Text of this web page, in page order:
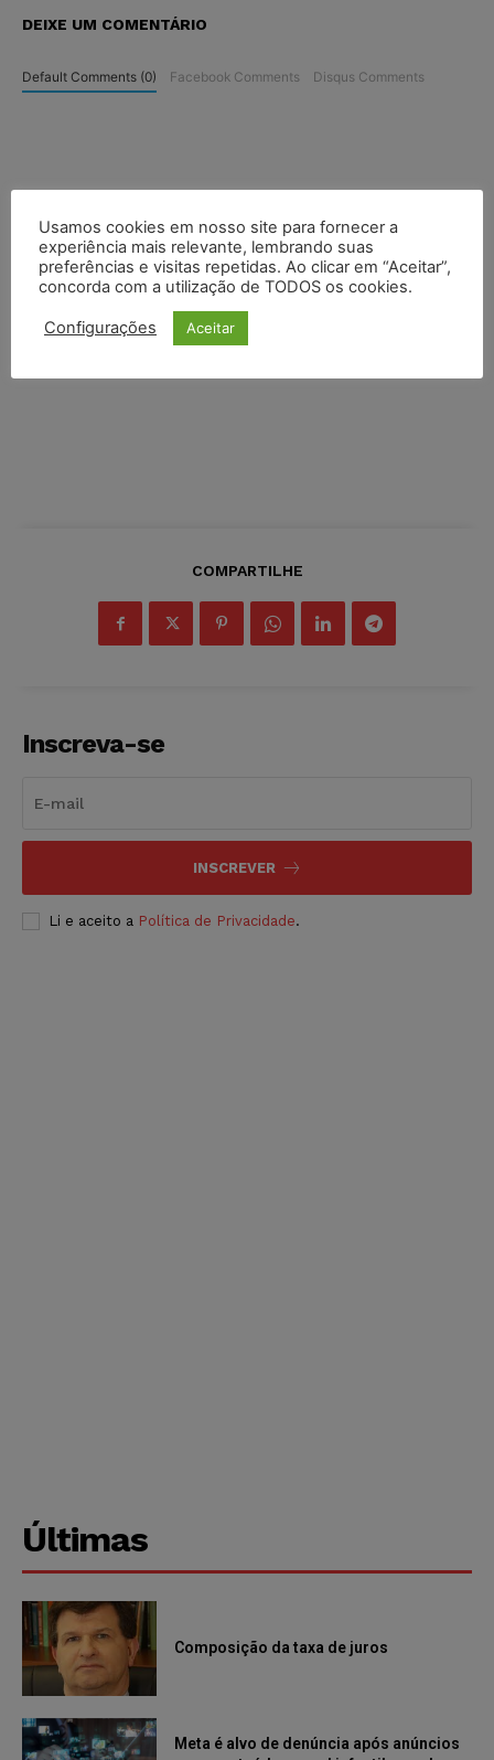
DEIXE UM COMENTÁRIO
Default Comments (0) Facebook Comments Disqus Comments
COMPARTILHE
Inscreva-se
INSCREVER
Li e aceito a Política de Privacidade.
Últimas
Composição da taxa de juros
Meta é alvo de denúncia após anúncios
Usamos cookies em nosso site para fornecer a
experiência mais relevante, lembrando suas
preferências e visitas repetidas. Ao clicar em “Aceitar”,
concorda com a utilização de TODOS os cookies.
Configurações Aceitar